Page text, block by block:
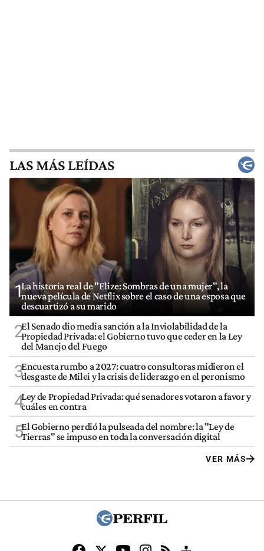
LAS MÁS LEÍDAS
1La historia real de "Elize: Sombras de una mujer", la
nueva película de Netflix sobre el caso de una esposa que
descuartizó a su marido
2El Senado dio media sanción a la Inviolabilidad de la
Propiedad Privada: el Gobierno tuvo que ceder en la Ley
del Manejo del Fuego
3Encuesta rumbo a 2027: cuatro consultoras midieron el
desgaste de Milei y la crisis de liderazgo en el peronismo
4Ley de Propiedad Privada: qué senadores votaron a favor y
cuáles en contra
5El Gobierno perdió la pulseada del nombre: la "Ley de
Tierras" se impuso en toda la conversación digital
VER MÁS